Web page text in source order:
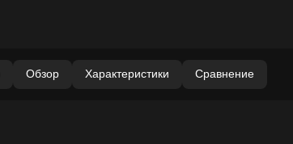
Обзор Характеристики Сравнение